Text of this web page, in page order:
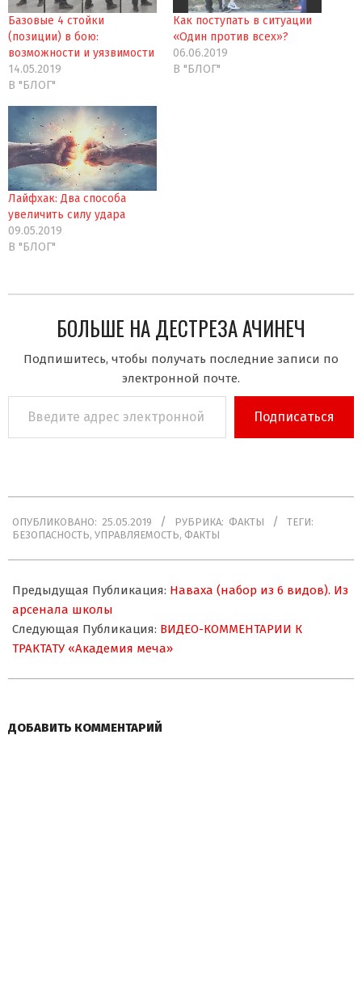
Базовые 4 стойки
(позиции) в бою:
возможности и уязвимости
14.05.2019
В "БЛОГ"
Как поступать в ситуации
«Один против всех»?
06.06.2019
В "БЛОГ"
Лайфхак: Два способа
увеличить силу удара
09.05.2019
В "БЛОГ"
БОЛЬШЕ НА ДЕСТРЕЗА АЧИНЕЧ
Подпишитесь, чтобы получать последние записи по
электронной почте.
адрес
электронной
Подписаться
05-
ОПУБЛИКОВАНО: 25.05.2019 РУБРИКА: ФАКТЫ
ТЕГИ:
БЕЗОПАСНОСТЬ, УПРАВЛЯЕМОСТЬ, ФАКТЫ
Предыдущая Публикация: Наваха (набор из 6 видов). Из
арсенала школы
Следующая Публикация: ВИДЕО-КОММЕНТАРИИ К
ТРАКТАТУ «Академия меча»
ДОБАВИТЬ КОММЕНТАРИЙ